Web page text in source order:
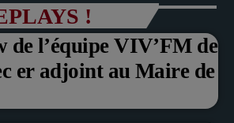
!
de l’équipe VIV’FM de
er adjoint au Maire de